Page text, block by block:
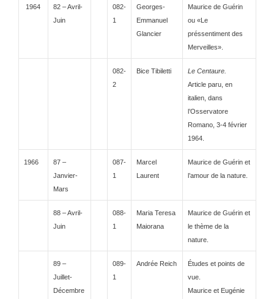
1964
82 – Avril-
Juin
082-
1
Georges-
Emmanuel
Glancier
Maurice de Guérin
ou «Le
préssentiment des
Merveilles».
082-
2
Bice Tibiletti
Le Centaure.
Article paru, en
italien, dans
l’Osservatore
Romano, 3-4 février
1964.
1966
87 –
Janvier-
Mars
087-
1
Marcel
Laurent
Maurice de Guérin et
l’amour de la nature.
88 – Avril-
Juin
088-
1
Maria Teresa
Maiorana
Maurice de Guérin et
le thème de la
nature.
89 –
Juillet-
Décembre
089-
1
Andrée Reich
Études et points de
vue.
Maurice et Eugénie